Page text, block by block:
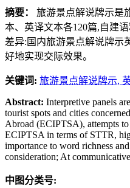
摘要： 旅游景点解说牌示是
本、英译文本各120篇,自建
差异:国内旅游景点解说牌示
好地实现交际效果。
关键词: 旅游景点解说牌示,
Abstract: Interpretive panels
tourist spots and cities
Abroad (ECIPTSA), attempts
ECIPTSA in terms of STTR,
importance to word richness
consideration; At
中图分类号: